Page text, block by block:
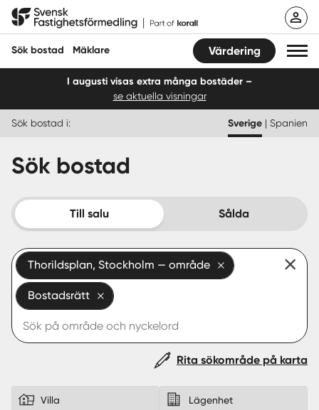
Hoppa
Svensk Fastighetsförmedling
Sök bostad Mäklare Värdering
Sälja
Köpa
Start
Logga in
I augusti visas extra många bostäder –
se aktuella visningar
Sök bostad i: Sverige | Spanien
Sök bostad
Till salu Sålda
Thorildsplan, Stockholm — område
Bostadsrätt
Rita sökområde på karta
Villa Lägenhet